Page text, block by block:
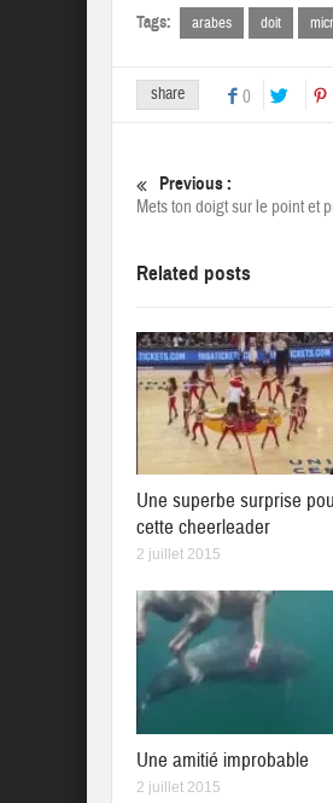
Tags: arabes doit
share 0
Previous :
Mets ton doigt sur le point et
Related posts
Une superbe surprise
cette cheerleader
2 juillet 2015
Une amitié improbable
2 juillet 2015